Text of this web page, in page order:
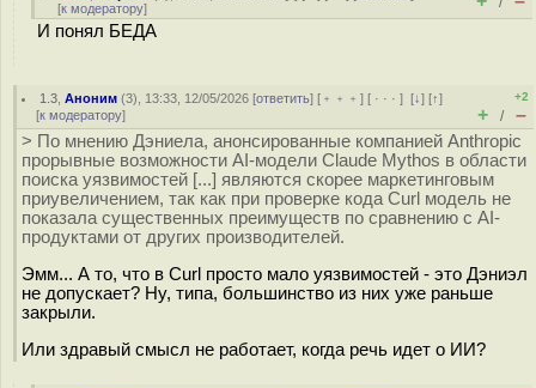
[к модератору]
И понял БЕДА
1.3 ,Аноним (3), 13:33, 12/05/2026 [ответить] [ ﹢﹢﹢] [ · · ·][↓] [↑]
[к модератору]
+2
+ / –
> По мнению Дэниела, анонсированные компанией Anthropic
прорывные возможности AI-модели Claude Mythos в области
поиска уязвимостей [...] являются скорее маркетинговым
приувеличением, так как при проверке кода Curl модель не
показала существенных преимуществ по сравнению с AI-
продуктами от других производителей.
Эмм... А то, что в Curl просто мало уязвимостей - это Дэниэл
не допускает? Ну, типа, большинство из них уже раньше
закрыли.
Или здравый смысл не работает, когда речь идет о ИИ?